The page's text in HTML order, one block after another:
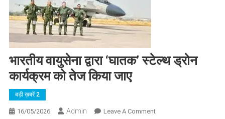
भारतीय वायुसेना द्वारा ‘घातक’ स्टेल्थ ड्रोन
कार्यक्रम को तेज किया जाए
बड़ी ख़बरें 2
16/05/2026 Admin Leave A CommentOn